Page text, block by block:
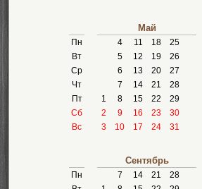
Пн
Вт
Ср
Чт
Пт
Сб
Вс
Май
4 11 18
25
5
12 19
26
6
13 20
27
7
14 21
28
1
8 15 22
29
2
9 16 23
30
3
10 17 24 31
Пн
Сентябрь
7 14 21
28